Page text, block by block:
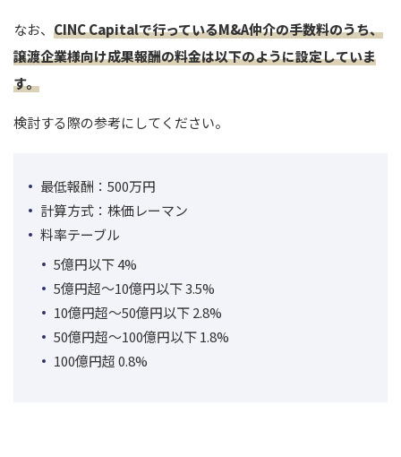
なお、 CINC Capitalで行っているM&A仲介の手数料のうち、
譲渡企業様向け成果報酬の料金は以下のように設定していま
す。
検討する際の参考にしてください。
最低報酬：500万円
計算方式：株価レーマン
料率テーブル
5億円以下 4%
5億円超～10億円以下 3.5%
10億円超～50億円以下 2.8%
50億円超～100億円以下 1.8%
100億円超 0.8%